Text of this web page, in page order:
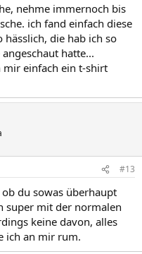
nehme immernoch bis
ich fand einfach diese
die hab ich so
hatte...
mir einfach ein t-shirt
#13
du sowas überhaupt
super mit der normalen
keine davon, alles
ich an mir rum.